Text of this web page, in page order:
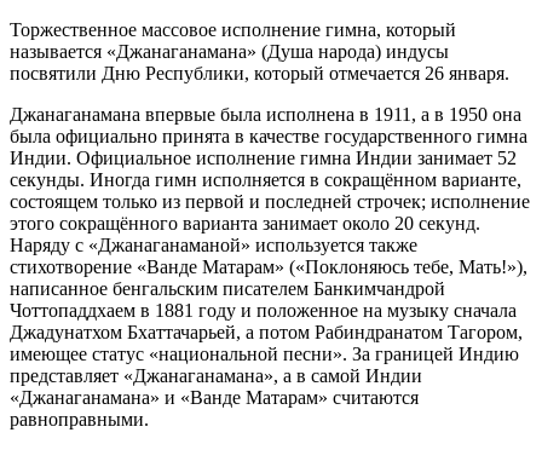
Торжественное массовое исполнение гимна, который
называется «Джанаганамана» (Душа народа) индусы
посвятили Дню Республики, который отмечается 26 января.
Джанаганамана впервые была исполнена в 1911, а в 1950 она
была официально принята в качестве государственного гимна
Индии. Официальное исполнение гимна Индии занимает 52
секунды. Иногда гимн исполняется в сокращённом варианте,
состоящем только из первой и последней строчек; исполнение
этого сокращённого варианта занимает около 20 секунд.
Наряду с «Джанаганаманой» используется также
стихотворение «Ванде Матарам» («Поклоняюсь тебе, Мать!»),
написанное бенгальским писателем Банкимчандрой
Чоттопаддхаем в 1881 году и положенное на музыку сначала
Джадунатхом Бхаттачарьей, а потом Рабиндранатом Тагором,
имеющее статус «национальной песни». За границей Индию
представляет «Джанаганамана», а в самой Индии
«Джанаганамана» и «Ванде Матарам» считаются
равноправными.